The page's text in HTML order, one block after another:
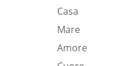
Casa
Mare
Amore